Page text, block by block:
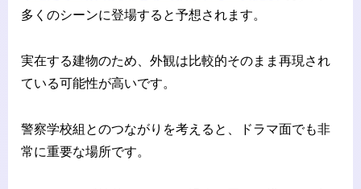
多くのシーンに登場すると予想されます。
実在する建物のため、外観は比較的そのまま再現され
ている可能性が高いです。
警察学校組とのつながりを考えると、ドラマ面でも非
常に重要な場所です。